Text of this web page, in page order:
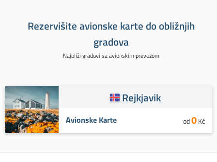
Rezervišite avionske karte do obližnjih
gradova
Najbliži gradovi sa avionskim prevozom
Rejkjavik
Avionske Karte od0Kč